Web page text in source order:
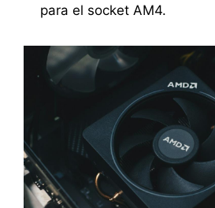
para el socket AM4.